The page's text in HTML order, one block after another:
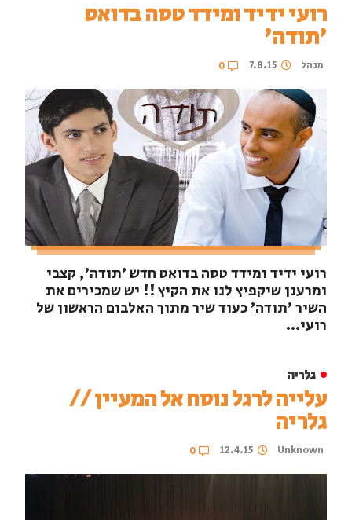
רועי ידיד ומידד טסה בדואט
'תודה'
מנהל 7.8.15
0
רועי ידיד ומידד טסה בדואט חדש 'תודה', קצבי
ומרענן שיקפיץ לנו את הקיץ !! יש שמכירים את
השיר 'תודה' כעוד שיר מתוך האלבום הראשון של
רועי...
גלריה
עלייה לרגל נוסח אל המעיין //
גלריה
Unknown
12.4.15
0